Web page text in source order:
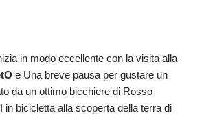
in modo eccellente con la visita alla
e Una breve pausa per gustare un
da un ottimo bicchiere di Rosso
in bicicletta alla scoperta della terra di